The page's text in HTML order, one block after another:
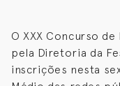
O XXX Concurso
pela Diretoria da
inscrições nesta